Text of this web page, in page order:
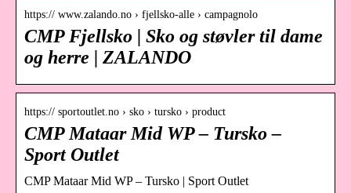
https:// www.zalando.no › fjellsko-alle › campagnolo
CMP Fjellsko | Sko og støvler til dame
og herre | ZALANDO
https:// sportoutlet.no › sko › tursko › product
CMP Mataar Mid WP – Tursko –
Sport Outlet
CMP Mataar Mid WP – Tursko | Sport Outlet